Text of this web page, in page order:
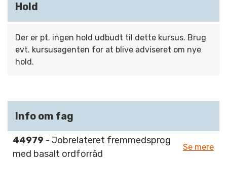
Hold
Der er pt. ingen hold udbudt til dette kursus. Brug
evt. kursusagenten for at blive adviseret om nye
hold.
Info om fag
44979 - Jobrelateret fremmedsprog
med basalt ordforråd
Se mere